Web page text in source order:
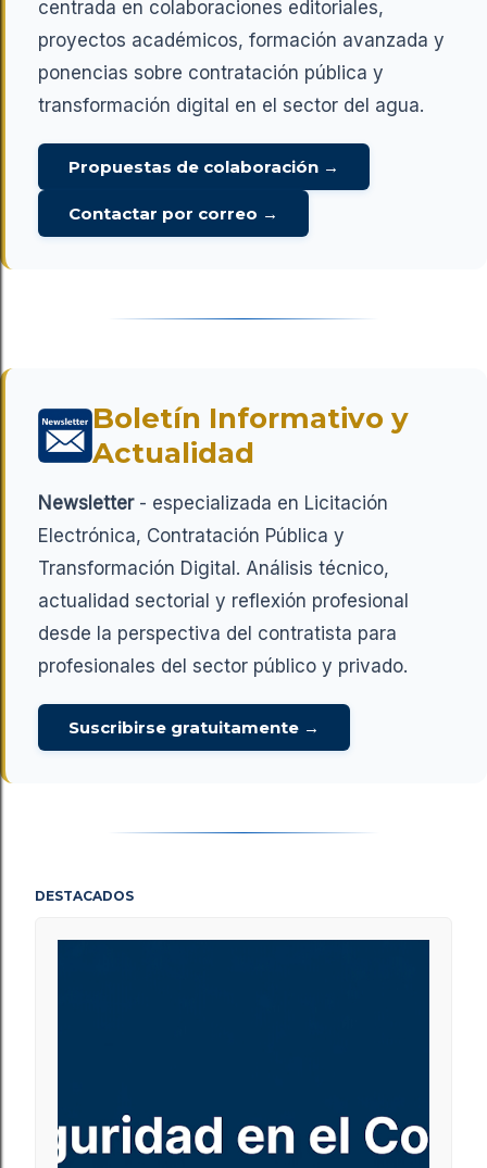
centrada en colaboraciones editoriales,
proyectos académicos, formación avanzada y
ponencias sobre contratación pública y
transformación digital en el sector del agua.
Propuestas de colaboración →
Contactar por correo →
Boletín Informativo y
Actualidad
Newsletter- especializada en Licitación
Electrónica, Contratación Pública y
Transformación Digital. Análisis técnico,
actualidad sectorial y reflexión profesional
desde la perspectiva del contratista para
profesionales del sector público y privado.
Suscribirse gratuitamente →
DESTACADOS